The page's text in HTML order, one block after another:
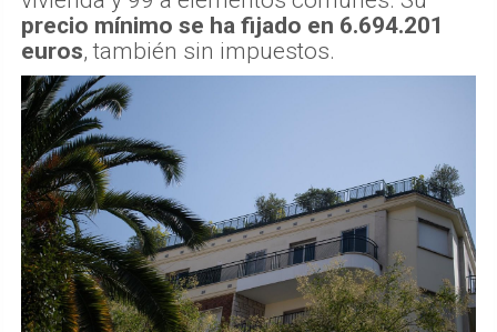
precio mínimo se ha fijado en 6.694.201
euros, también sin impuestos.